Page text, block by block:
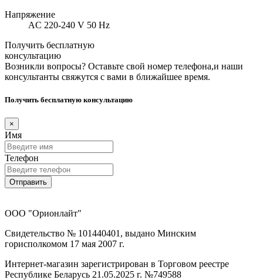
Напряжение
AC 220-240 V 50 Hz
Получить бесплатную
консультацию
Возникли вопросы? Оставьте свой номер телефона,и наши
консультанты свяжутся с вами в ближайшее время.
Получить бесплатную консультацию
×
Имя
Телефон
Отправить
ООО "Орионлайт"
Свидетельство № 101440401, выдано Минским
горисполкомом 17 мая 2007 г.
Интернет-магазин зарегистрирован в Торговом реестре
Республике Беларусь 21.05.2025 г. №749588